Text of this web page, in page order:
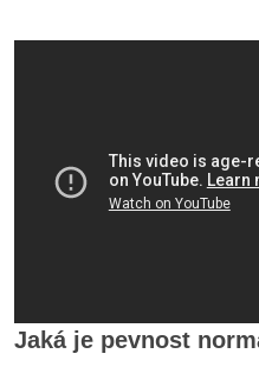
Jaká je pevnost